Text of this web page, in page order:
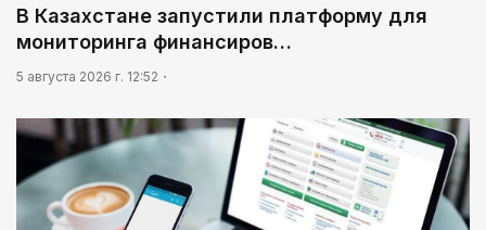
В Казахстане запустили платформу для
мониторинга финансиров…
5 августа 2026 г. 12:52